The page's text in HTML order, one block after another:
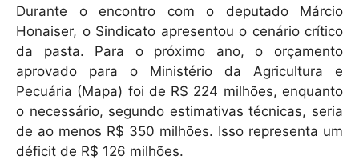
Durante o encontro com o deputado Márcio
Honaiser, o Sindicato apresentou o cenário crítico
da pasta. Para o próximo ano, o orçamento
aprovado para o Ministério da Agricultura e
Pecuária (Mapa) foi de R$ 224 milhões, enquanto
o necessário, segundo estimativas técnicas, seria
de ao menos R$ 350 milhões. Isso representa um
déficit de R$ 126 milhões.